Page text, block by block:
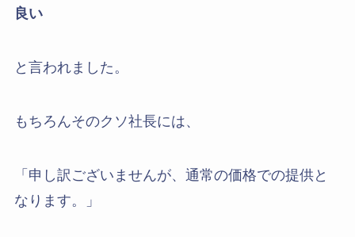
良い
と言われました。
もちろんそのクソ社長には、
「申し訳ございませんが、通常の価格での提供と
なります。」